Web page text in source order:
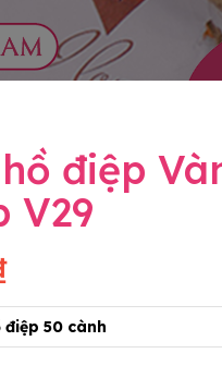
điệp
V29
điệp 50 cành